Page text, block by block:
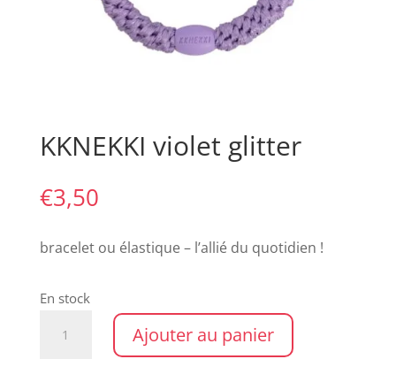
KKNEKKI violet glitter
€3,50
bracelet ou élastique – l’allié du quotidien !
En stock
Ajouter au panier